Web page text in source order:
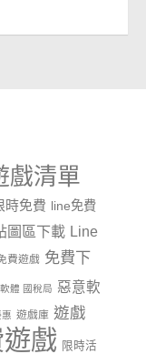
戲清單
時免費 line免費
圖區下載 Line
費遊戲 免費下
體 國稅局 惡意軟
遊戲庫 遊戲
戲 限時活